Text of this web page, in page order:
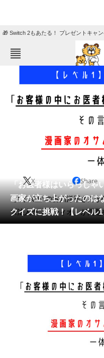
🎁 Switch 2もあたる！ プレゼントキャン
エンタメ
会員記事
メディア
注目記事を集めた総合ページ
スマホと通信の最新トレンド
進化するPCとデバイスの未
「お医者様はいらっしゃ
画家が立ち上がったの
クイズに挑戦！【レベル
X Share
“クイズ王”の古川洋平さん
ズ法人カプリティオ」が問題